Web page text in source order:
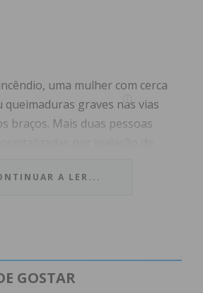
uma mulher com cerca
queimaduras graves nas vias
braços. Mais duas pessoas
depois do deu início
A LER...
GOSTAR